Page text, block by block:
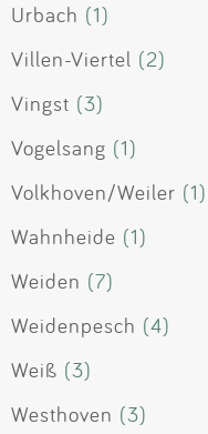
Urbach (1)
Villen-Viertel (2)
Vingst (3)
Vogelsang (1)
Volkhoven/Weiler (1)
Wahnheide (1)
Weiden (7)
Weidenpesch (4)
Weiß (3)
Westhoven (3)